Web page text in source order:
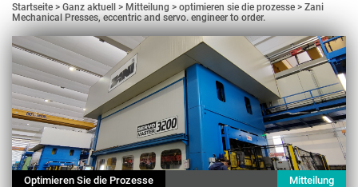
Startseite Ganz aktuell Mitteilung optimieren sie die prozesse
Zani
Mechanical Presses, eccentric and servo. engineer to order.
Optimieren Sie die Prozesse Mitteilung